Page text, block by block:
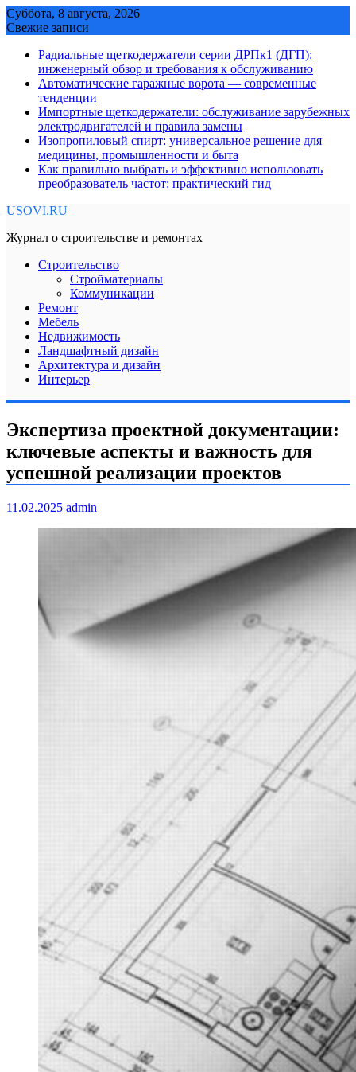
Skip
to
Суббота, 8 августа, 2026
Свежие записи
Радиальные щеткодержатели серии ДРПк1 (ДГП):
инженерный обзор и требования к обслуживанию
Автоматические гаражные ворота — современные
тенденции
Импортные щеткодержатели: обслуживание зарубежных
электродвигателей и правила замены
Изопропиловый спирт: универсальное решение для
медицины, промышленности и быта
Как правильно выбрать и эффективно использовать
преобразователь частот: практический гид
USOVI.RU
Журнал о строительстве и ремонтах
Строительство
Стройматериалы
Коммуникации
Ремонт
Мебель
Недвижимость
Ландшафтный дизайн
Архитектура и дизайн
Интерьер
Экспертиза проектной документации:
ключевые аспекты и важность для
успешной реализации проектов
11.02.2025 admin